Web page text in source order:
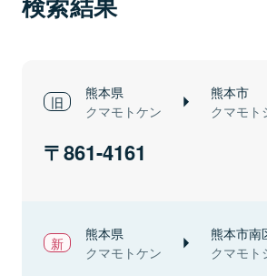
熊本県
クマモトケン
熊本市
クマモト
861-4161
熊本県
クマモトケン
熊本市南
クマモト